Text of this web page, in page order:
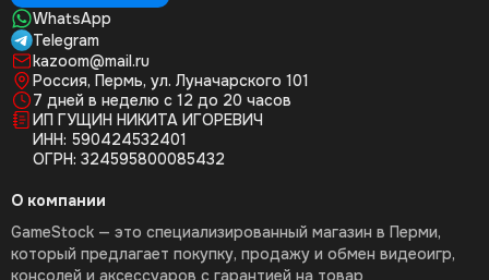
WhatsApp
Telegram
kazoom@mail.ru
Россия, Пермь, ул. Луначарского 101
7 дней в неделю с 12 до 20 часов
ИП ГУЩИН НИКИТА ИГОРЕВИЧ
ИНН: 590424532401
ОГРН: 324595800085432
О компании
GameStock — это специализированный магазин в Перми,
который предлагает покупку, продажу и обмен видеоигр,
консолей и аксессуаров с гарантией на товар